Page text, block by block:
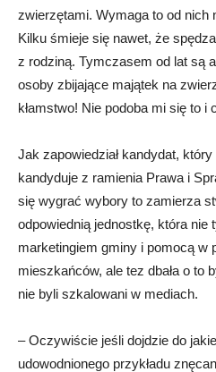
zwierzętami. Wymaga to od nich
Kilku śmieje się nawet, że
z rodziną. Tymczasem od lat są
osoby zbijające majątek na
kłamstwo! Nie podoba mi się to i
Jak zapowiedział kandydat,
kandyduje z ramienia Prawa i
się wygrać wybory to zamierza
odpowiednią jednostkę, która nie
marketingiem gminy i pomocą w
mieszkańców, ale tez dbała o to
nie byli szkalowani w mediach.
– Oczywiście jeśli dojdzie do
udowodnionego przykładu